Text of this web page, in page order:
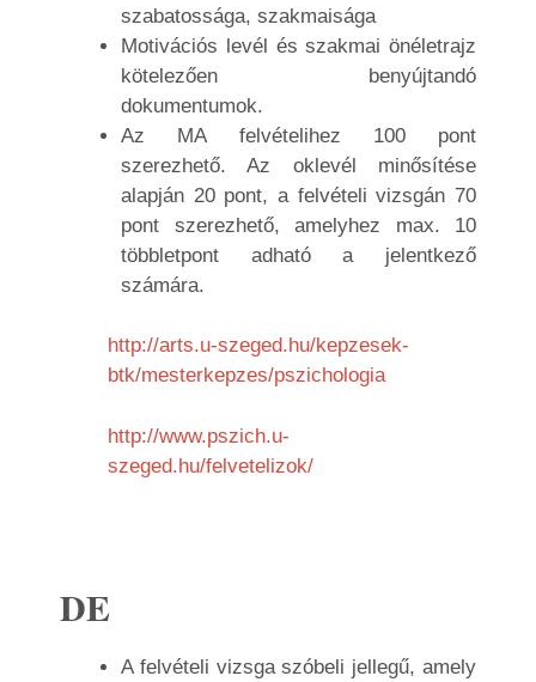
szabatossága, szakmaisága
Motivációs levél és szakmai önéletrajz
kötelezően benyújtandó
dokumentumok.
Az MA felvételihez 100 pont
szerezhető. Az oklevél minősítése
alapján 20 pont, a felvételi vizsgán 70
pont szerezhető, amelyhez max. 10
többletpont adható a jelentkező
számára.
http://arts.u-szeged.hu/kepzesek-
btk/mesterkepzes/pszichologia
http://www.pszich.u-
szeged.hu/felvetelizok/
DE
A felvételi vizsga szóbeli jellegű, amely